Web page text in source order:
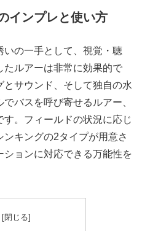
インプレと使い方
の一手として、視覚・聴
ルアーは非常に効果的で
サウンド、そして独自の水
バスを呼び寄せるルアー、
。フィールドの状況に応じ
キングの2タイプが用意さ
ョンに対応できる万能性を